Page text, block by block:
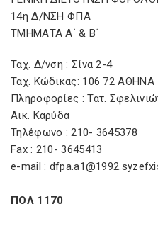
14η Δ/ΝΣΗ ΦΠΑ
ΤΜΗΜΑΤΑ Α΄ & Β΄
Ταχ. Δ/νση : Σίνα 2-4
Ταχ. Κώδικας: 106 72 ΑΘΗΝΑ
Πληροφορίες : Τατ.
Αικ. Καρύδα
Τηλέφωνο : 210- 3645378
Fax : 210- 3645413
e-mail :
ΠΟΛ 1170